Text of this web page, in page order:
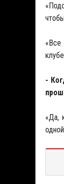
«Все
-
«Да,